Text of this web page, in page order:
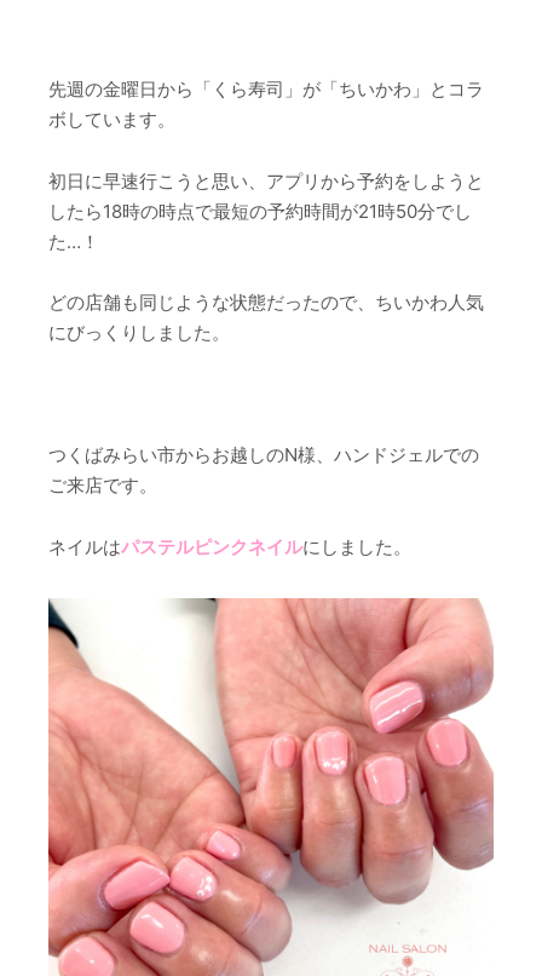
先週の金曜日から「くら寿司」が「ちいかわ」とコラ
ボしています。
初日に早速行こうと思い、アプリから予約をしようと
したら18時の時点で最短の予約時間が21時50分でし
た…！
どの店舗も同じような状態だったので、ちいかわ人気
にびっくりしました。
つくばみらい市からお越しのN様、ハンドジェルでの
ご来店です。
ネイルはパステルピンクネイルにしました。